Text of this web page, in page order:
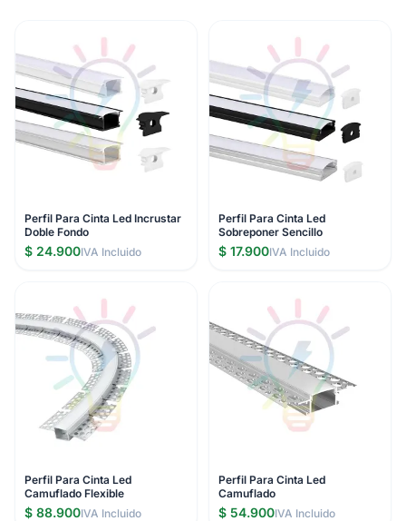
Perfil Para Cinta Led Incrustar
Doble Fondo
$ 24.900IVA Incluido
Perfil Para Cinta Led
Sobreponer Sencillo
$ 17.900IVA Incluido
Perfil Para Cinta Led
Camuflado Flexible
$ 88.900IVA Incluido
Perfil Para Cinta Led
Camuflado
$ 54.900IVA Incluido